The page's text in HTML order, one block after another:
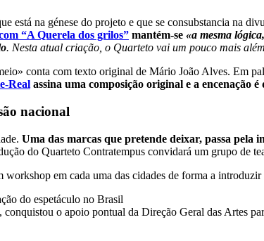
está na génese do projeto e que se consubstancia na
“A Querela dos grilos” mantém-se «a mesma
. Nesta atual criação, o Quarteto vai um pouco mais
conta com texto original de Mário João Alves. Em
Real assina uma composição original e a encenação
nacional
Uma das marcas que pretende deixar, passa pela
do Quarteto Contratempus convidará um grupo de
em cada uma das cidades de forma a
do espetáculo no Brasil
o apoio pontual da Direção Geral das Artes